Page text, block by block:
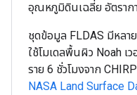
อุณหภูมิดินเฉลี่ย อัตราก
ชุดข้อมูล FLDAS มีหล
ใช้โมเดลพื้นผิว Noah
ราย 6 ชั่วโมงจาก
NASA Land Surface